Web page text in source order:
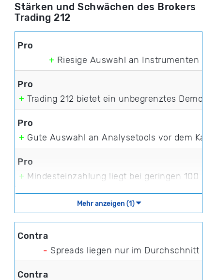
Stärken und Schwächen des Brokers
Trading 212
+ Riesige Auswahl an Instrumenten
+ Trading 212 bietet ein unbegrenztes
+ Gute Auswahl an Analysetools vor dem Kauf
+ Mindesteinzahlung liegt bei geringen 100
Mehr anzeigen (1)
- Spreads liegen nur im Durchschnitt